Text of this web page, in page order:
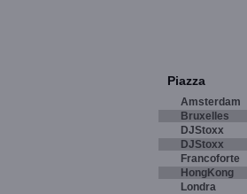
Piazza
Amsterdam
Bruxelles
DJStoxx
DJStoxx
Francoforte
HongKong
Londra